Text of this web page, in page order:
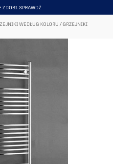
ZDOBI. SPRAWDŹ
WEDŁUG KOLORU /GRZEJNIKI